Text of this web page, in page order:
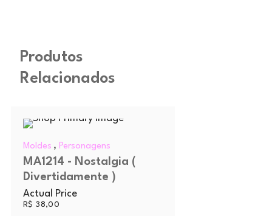
Produtos
Relacionados
Moldes , Personagens
MA1214 - Nostalgia (
Divertidamente )
Actual Price
R$ 38,00